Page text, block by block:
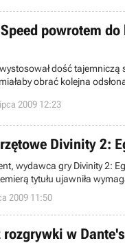
powrotem do
dość tajemniczą
obrać kolejna
to studio. Twórca w
oryginalnej koncepcji gry.
2009 12:23
Divinity 2:
wydawca gry Divinity 2:
tytułu ujawniła
Na niemieckojęzycznej
minimalna, jak i zalecana
musieli wyposażyć się
2009 11:50
w